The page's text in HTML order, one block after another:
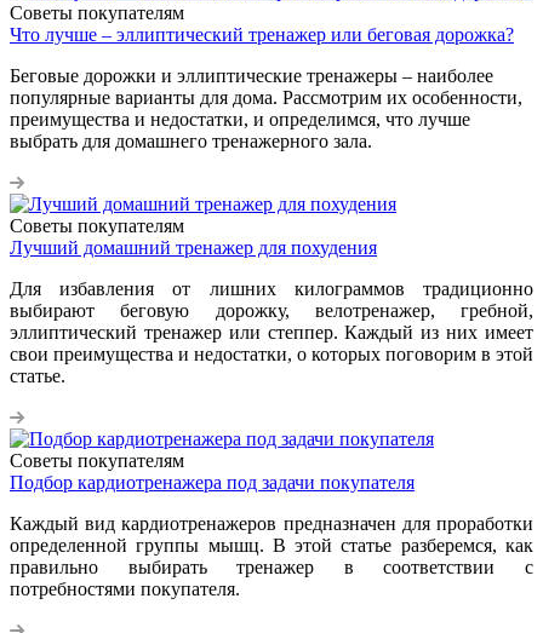
Советы покупателям
Что лучше – эллиптический тренажер или беговая дорожка?
Беговые дорожки и эллиптические тренажеры – наиболее
популярные варианты для дома. Рассмотрим их особенности,
преимущества и недостатки, и определимся, что лучше
выбрать для домашнего тренажерного зала.
Советы покупателям
Лучший домашний тренажер для похудения
Для избавления от лишних килограммов традиционно
выбирают беговую дорожку, велотренажер, гребной,
эллиптический тренажер или степпер. Каждый из них имеет
свои преимущества и недостатки, о которых поговорим в этой
статье.
Советы покупателям
Подбор кардиотренажера под задачи покупателя
Каждый вид кардиотренажеров предназначен для проработки
определенной группы мышц. В этой статье разберемся, как
правильно выбирать тренажер в соответствии с
потребностями покупателя.